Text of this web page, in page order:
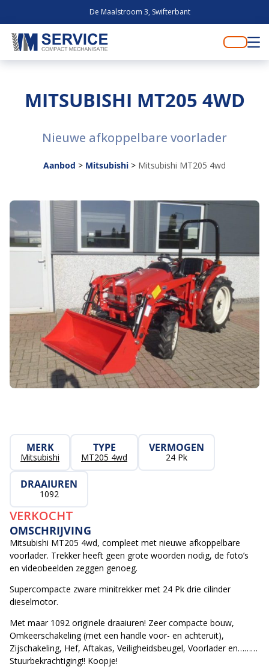
De Maalstroom 3, Swifterbant
MITSUBISHI MT205 4WD
Nieuwe afkoppelbare voorlader
Aanbod > Mitsubishi > Mitsubishi MT205 4wd
MERK
Mitsubishi
TYPE
MT205 4wd
VERMOGEN
24 Pk
DRAAIUREN
1092
VERKOCHT
OMSCHRIJVING
Mitsubishi MT205 4wd, compleet met nieuwe afkoppelbare
voorlader. Trekker heeft geen grote woorden nodig, de foto’s
en videobeelden zeggen genoeg.
Supercompacte zware minitrekker met 24 Pk drie cilinder
dieselmotor.
Met maar 1092 originele draaiuren! Zeer compacte bouw,
Omkeerschakeling (met een handle voor- en achteruit),
Zijschakeling, Hef, Aftakas, Veiligheidsbeugel, Voorlader en………
Stuurbekrachtiging!! Koopje!